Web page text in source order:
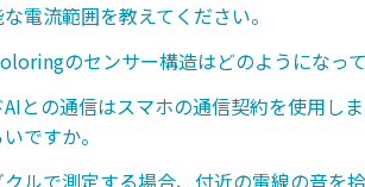
電流範囲を教えてください。
のセンサー構造はどのようになって
との通信はスマホの通信契約を使用し
ですか。
ルで測定する場合、付近の電線の音を